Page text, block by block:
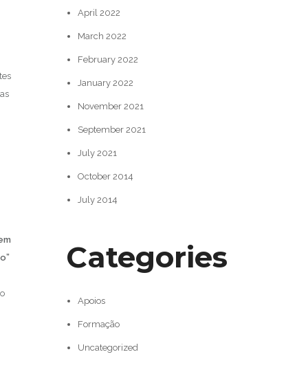
April 2022
March 2022
February 2022
January 2022
November 2021
September 2021
July 2021
October 2014
July 2014
Categories
Apoios
Formação
Uncategorized